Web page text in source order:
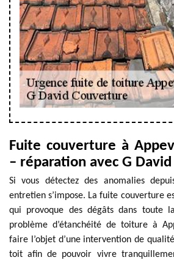
Fuite couverture à
– réparation avec G
Si vous détectez des anomalies
entretien s’impose. La fuite couverture
qui provoque des dégâts dans toute
problème d’étanchéité de toiture à
faire l’objet d’une intervention de
toit afin de pouvoir vivre